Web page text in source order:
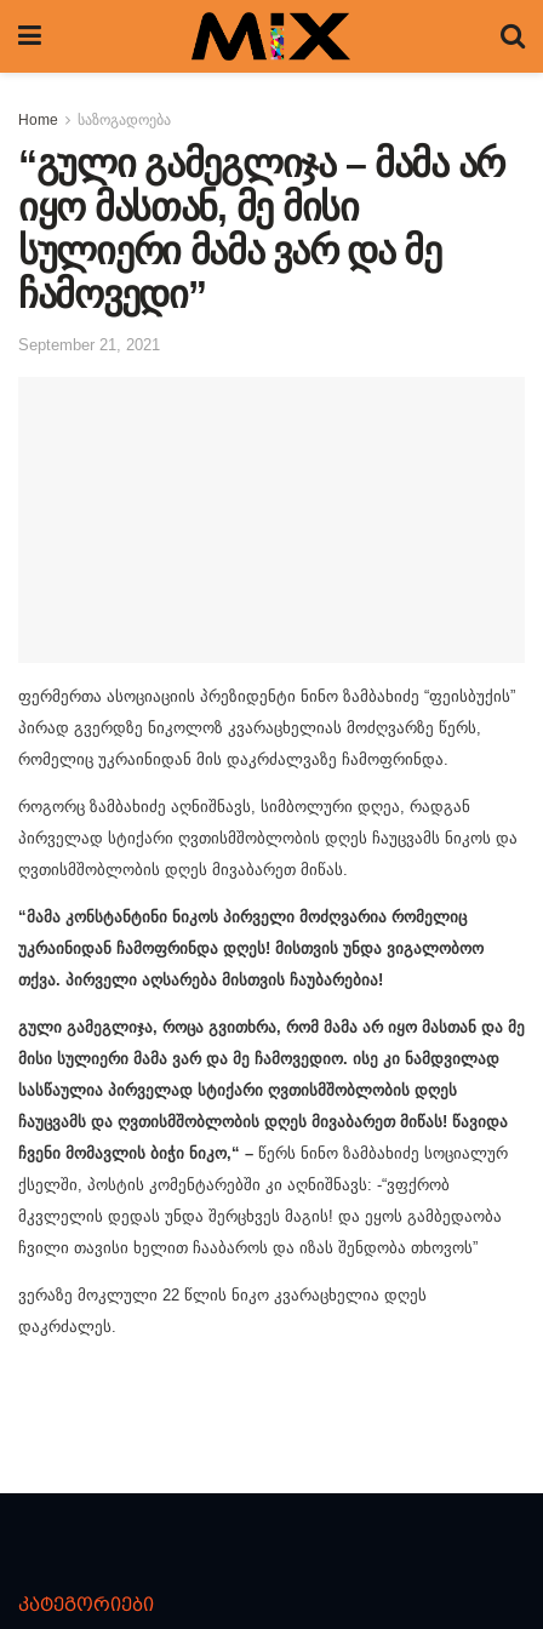
Home საზოგადოება
“გული გამეგლიჯა – მამა არ
იყო მასთან, მე მისი
სულიერი მამა ვარ და მე
ჩამოვედი”
September 21, 2021
ფერმერთა ასოციაციის პრეზიდენტი ნინო ზამბახიძე “ფეისბუქის”
პირად გვერდზე ნიკოლოზ კვარაცხელიას მოძღვარზე წერს,
რომელიც უკრაინიდან მის დაკრძალვაზე ჩამოფრინდა.
როგორც ზამბახიძე აღნიშნავს, სიმბოლური დღეა, რადგან
პირველად სტიქარი ღვთისმშობლობის დღეს ჩაუცვამს ნიკოს და
ღვთისმშობლობის დღეს მივაბარეთ მიწას.
“მამა კონსტანტინი ნიკოს პირველი მოძღვარია რომელიც
უკრაინიდან ჩამოფრინდა დღეს! მისთვის უნდა ვიგალობოო
თქვა. პირველი აღსარება მისთვის ჩაუბარებია!
გული გამეგლიჯა, როცა გვითხრა, რომ მამა არ იყო მასთან და მე
მისი სულიერი მამა ვარ და მე ჩამოვედიო. ისე კი ნამდვილად
სასწაულია პირველად სტიქარი ღვთისმშობლობის დღეს
ჩაუცვამს და ღვთისმშობლობის დღეს მივაბარეთ მიწას! წავიდა
ჩვენი მომავლის ბიჭი ნიკო,“ – წერს ნინო ზამბახიძე სოციალურ
ქსელში, პოსტის კომენტარებში კი აღნიშნავს: -“ვფქრობ
მკვლელის დედას უნდა შერცხვეს მაგის! და ეყოს გამბედაობა
ჩვილი თავისი ხელით ჩააბაროს და იზას შენდობა თხოვოს”
ვერაზე მოკლული 22 წლის ნიკო კვარაცხელია დღეს
დაკრძალეს.
კატეგორიები